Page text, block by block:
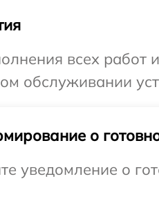
всех работ
обслуживании
о
уведомление о